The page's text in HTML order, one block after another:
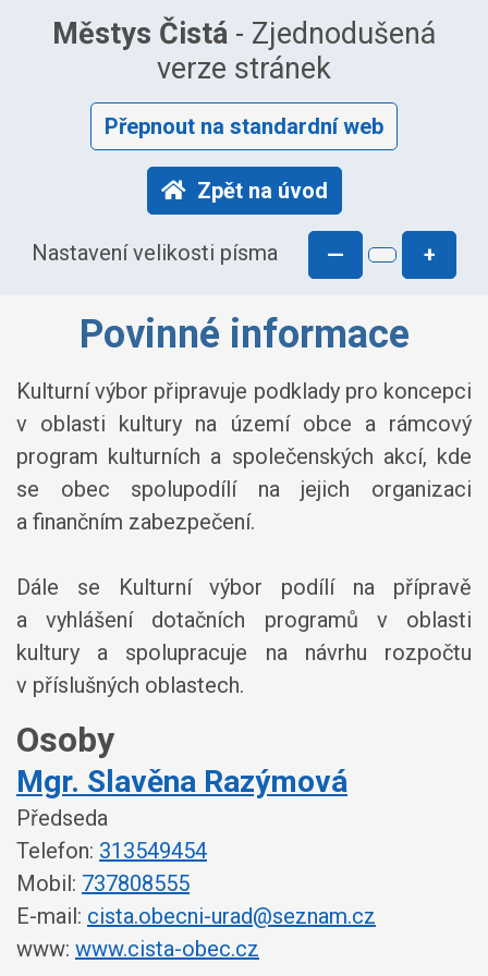
Městys Čistá - Zjednodušená
verze stránek
Přepnout na standardní web
Zpět na úvod
Nastavení velikosti písma — +
Povinné informace
Kulturní výbor připravuje podklady pro koncepci
v oblasti kultury na území obce a rámcový
program kulturních a společenských akcí, kde
se obec spolupodílí na jejich organizaci
a finančním zabezpečení.
Dále se Kulturní výbor podílí na přípravě
a vyhlášení dotačních programů v oblasti
kultury a spolupracuje na návrhu rozpočtu
v příslušných oblastech.
Osoby
Mgr. Slavěna Razýmová
Předseda
Telefon: 313549454
Mobil: 737808555
E-mail: cista.obecni-urad@seznam.cz
www: www.cista-obec.cz